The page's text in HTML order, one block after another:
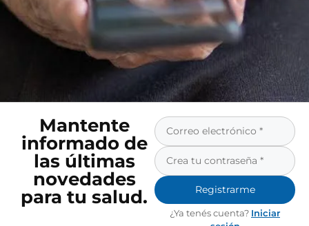
Mantente
informado de
las últimas
novedades
para tu salud.
Registrarme
¿Ya tenés cuenta? Iniciar